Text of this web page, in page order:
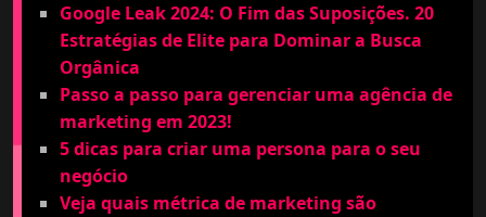
Google Leak 2024: O Fim das Suposições. 20
Estratégias de Elite para Dominar a Busca
Orgânica
Passo a passo para gerenciar uma agência de
marketing em 2023!
5 dicas para criar uma persona para o seu
negócio
Veja quais métrica de marketing são